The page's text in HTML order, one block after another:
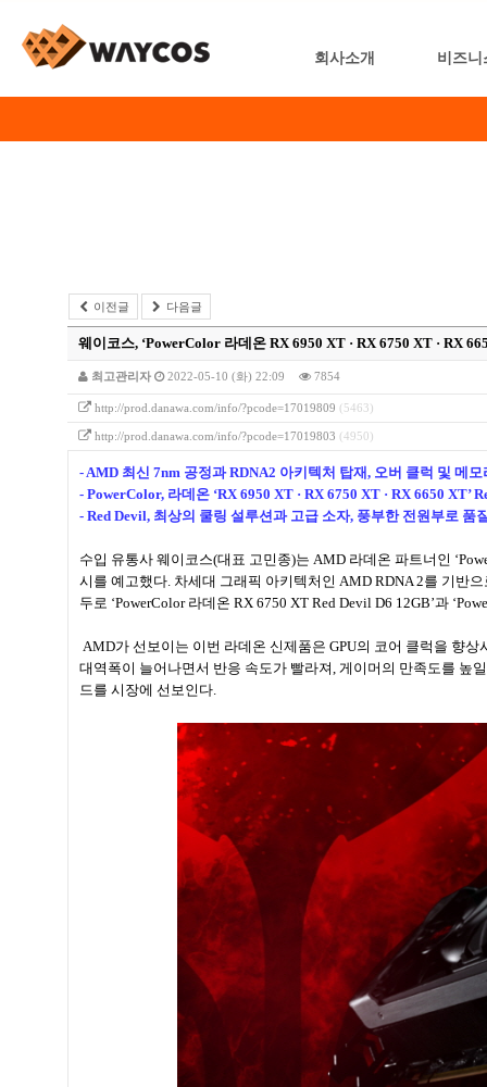
회사소개 비즈니
이전글 다음글
웨이코스, ‘PowerColor 라데온 RX 6950 XT · RX 6750 XT · RX
최고관리자 2022-05-10 (화) 22:09 7854
http://prod.danawa.com/info/?pcode=17019809 (5463)
http://prod.danawa.com/info/?pcode=17019803 (4950)
- AMD 최신 7nm 공정과 RDNA2 아키텍처 탑재, 오버 클럭 및 메모
- PowerColor, 라데온 ‘RX 6950 XT · RX 6750 XT · RX 6650 XT’
- Red Devil, 최상의 쿨링 설루션과 고급 소자, 풍부한 전원부로 품
수입 유통사 웨이코스(대표 고민종)는 AMD 라데온 파트너인
시를 예고했다. 차세대 그래픽 아키텍처인 AMD RDNA 2를 기반
두로 ‘PowerColor 라데온 RX 6750 XT Red Devil D6 12GB’과
AMD가 선보이는 이번 라데온 신제품은 GPU의 코어 클럭을 향
대역폭이 늘어나면서 반응 속도가 빨라져, 게이머의 만족도를 높
드를 시장에 선보인다.